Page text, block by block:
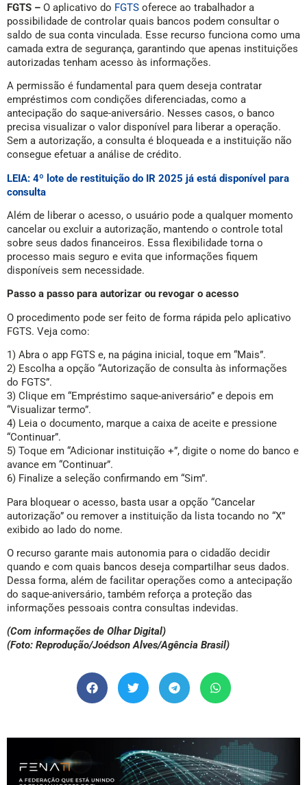
FGTS – O aplicativo do FGTS oferece ao trabalhador a
possibilidade de controlar quais bancos podem consultar o
saldo de sua conta vinculada. Esse recurso funciona como uma
camada extra de segurança, garantindo que apenas instituições
autorizadas tenham acesso às informações.
A permissão é fundamental para quem deseja contratar
empréstimos com condições diferenciadas, como a
antecipação do saque-aniversário. Nesses casos, o banco
precisa visualizar o valor disponível para liberar a operação.
Sem a autorização, a consulta é bloqueada e a instituição não
consegue efetuar a análise de crédito.
LEIA: 4º lote de restituição do IR 2025 já está disponível para
consulta
Além de liberar o acesso, o usuário pode a qualquer momento
cancelar ou excluir a autorização, mantendo o controle total
sobre seus dados financeiros. Essa flexibilidade torna o
processo mais seguro e evita que informações fiquem
disponíveis sem necessidade.
Passo a passo para autorizar ou revogar o acesso
O procedimento pode ser feito de forma rápida pelo aplicativo
FGTS. Veja como:
1) Abra o app FGTS e, na página inicial, toque em “Mais”.
2) Escolha a opção “Autorização de consulta às informações
do FGTS”.
3) Clique em “Empréstimo saque-aniversário” e depois em
“Visualizar termo”.
4) Leia o documento, marque a caixa de aceite e pressione
“Continuar”.
5) Toque em “Adicionar instituição +”, digite o nome do banco e
avance em “Continuar”.
6) Finalize a seleção confirmando em “Sim”.
Para bloquear o acesso, basta usar a opção “Cancelar
autorização” ou remover a instituição da lista tocando no “X”
exibido ao lado do nome.
O recurso garante mais autonomia para o cidadão decidir
quando e com quais bancos deseja compartilhar seus dados.
Dessa forma, além de facilitar operações como a antecipação
do saque-aniversário, também reforça a proteção das
informações pessoais contra consultas indevidas.
(Com informações de Olhar Digital)
(Foto: Reprodução/Joédson Alves/Agência Brasil)